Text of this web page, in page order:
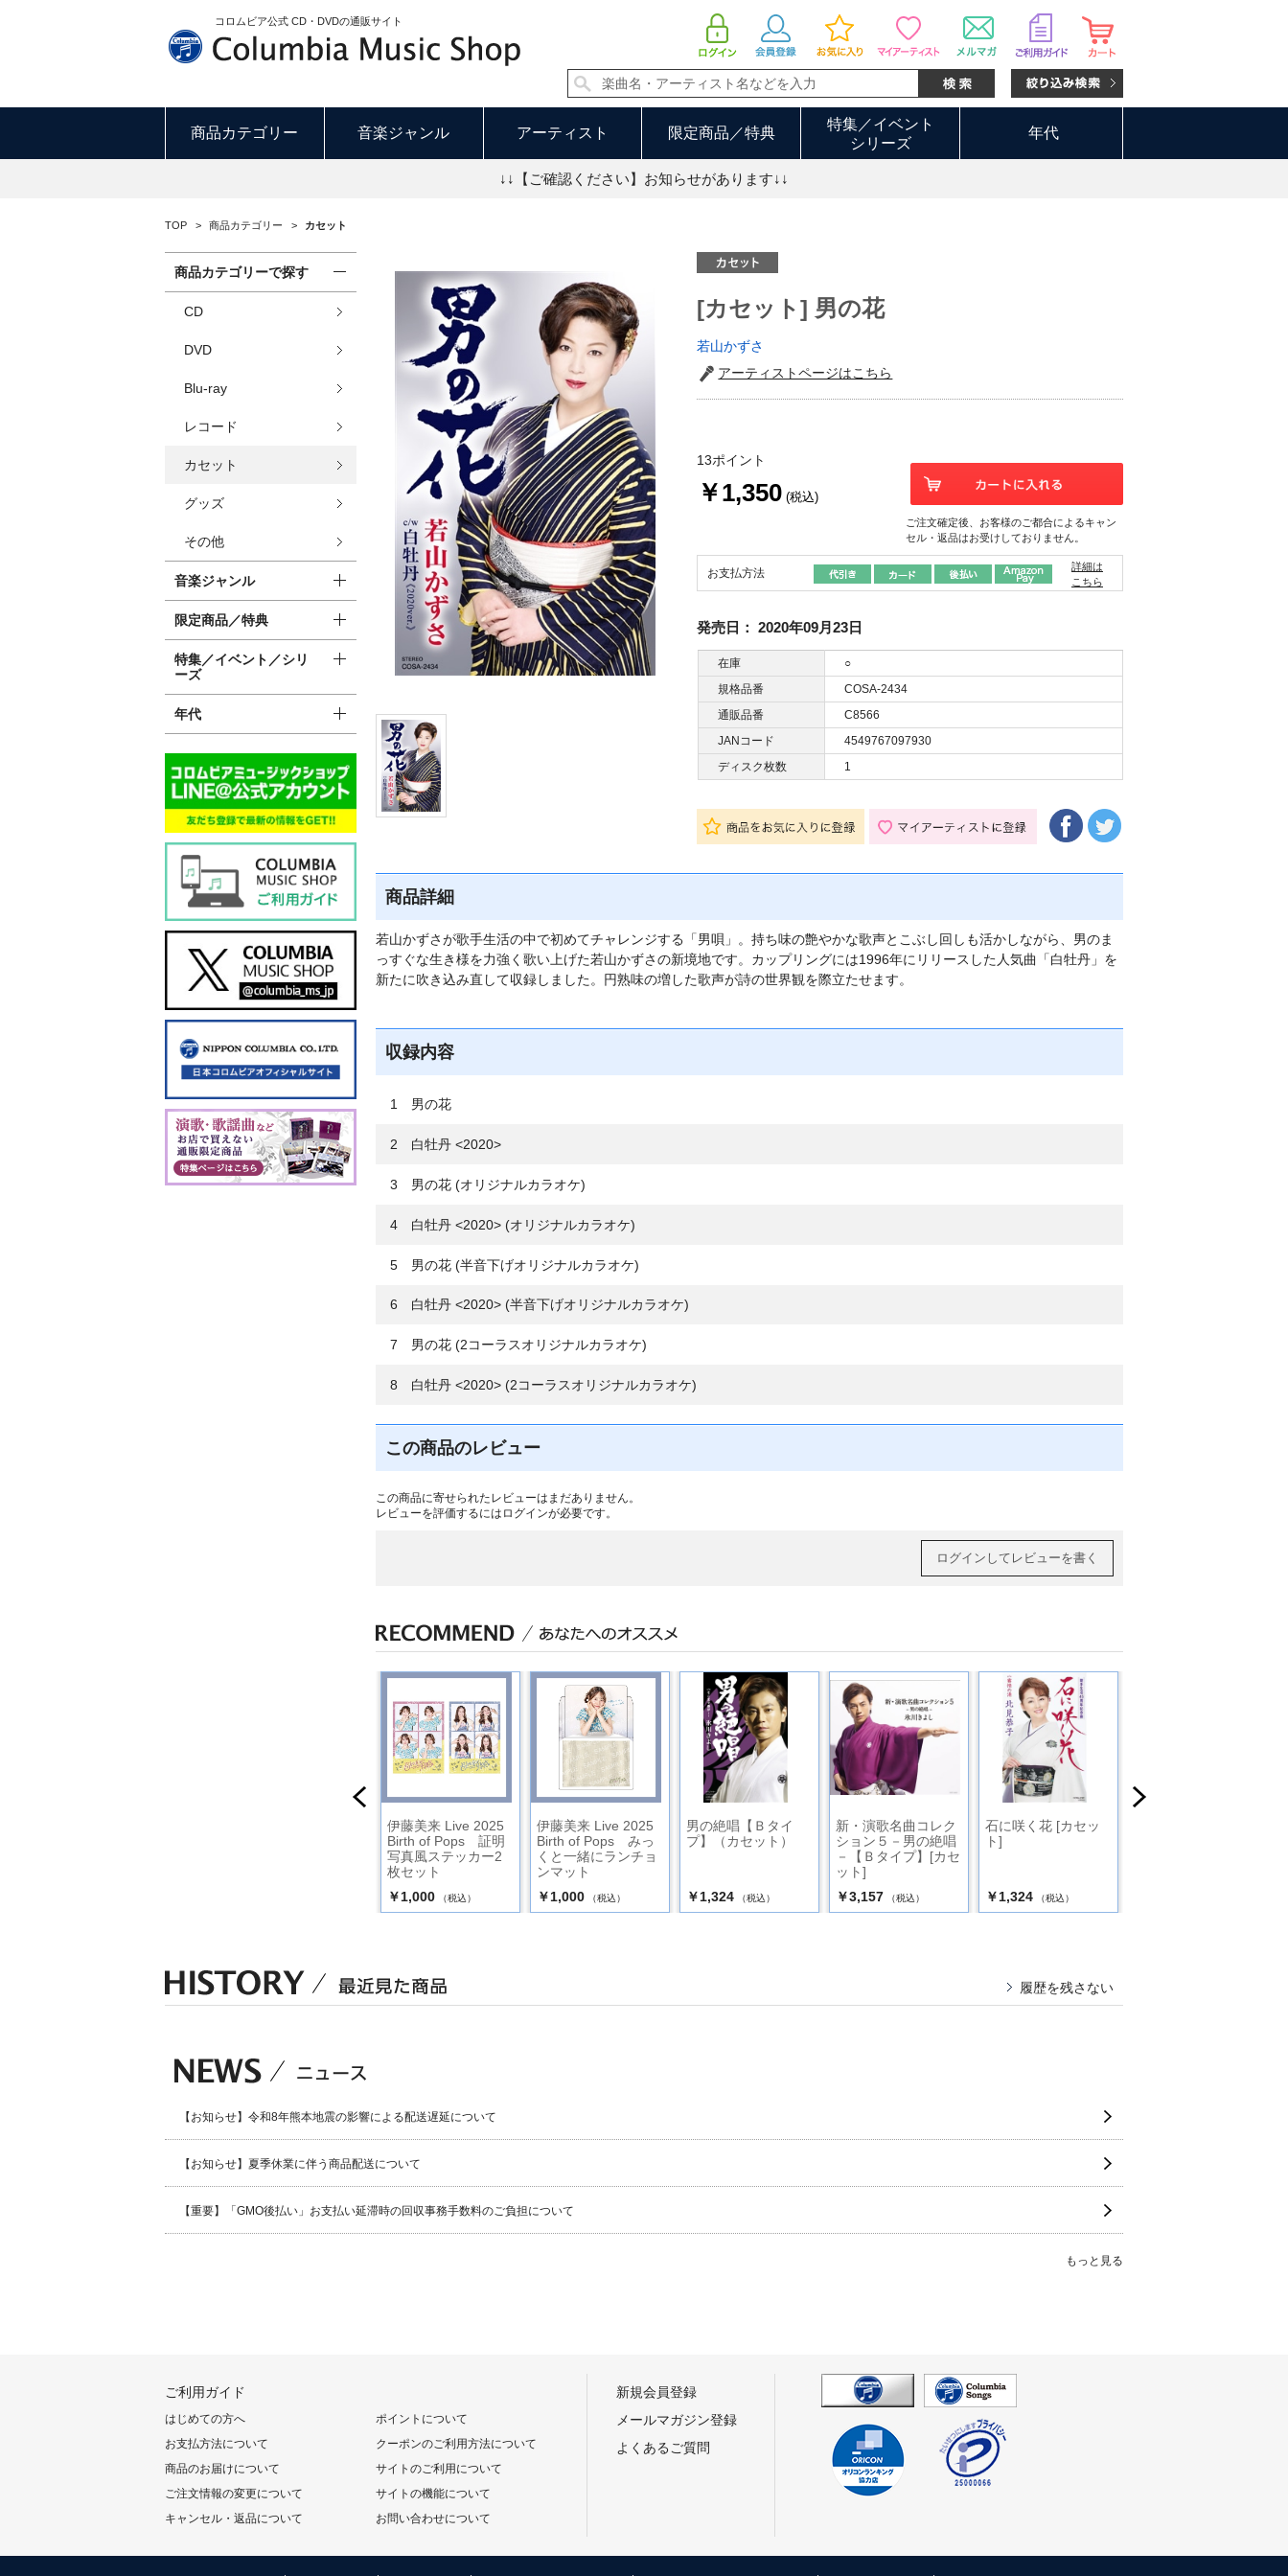
コロムビア公式 CD・DVDの通販サイト
商品カテゴリー 音楽ジャンル アーティスト 限定商品／特典
特集／イベント
シリーズ
年代
↓↓【ご確認ください】お知らせがあります↓↓
TOP > 商品カテゴリー > カセット
[カセット] 男の花
若山かずさ
アーティストページはこちら
13ポイント
￥1,350 (税込)
ご注文確定後、お客様のご都合によるキャン
セル・返品はお受けしておりません。
お支払方法
詳細は
こちら
発売日： 2020年09月23日
在庫
○
規格品番
COSA-2434
通販品番
C8566
JANコード
4549767097930
ディスク枚数
1
商品詳細
若山かずさが歌手生活の中で初めてチャレンジする「男唄」。持ち味の艶やかな歌声とこぶし回しも活かしながら、男のま
っすぐな生き様を力強く歌い上げた若山かずさの新境地です。カップリングには1996年にリリースした人気曲「白牡丹」を
新たに吹き込み直して収録しました。円熟味の増した歌声が詩の世界観を際立たせます。
収録内容
1 男の花
2 白牡丹 <2020>
3 男の花 (オリジナルカラオケ)
4 白牡丹 <2020> (オリジナルカラオケ)
5 男の花 (半音下げオリジナルカラオケ)
6 白牡丹 <2020> (半音下げオリジナルカラオケ)
7 男の花 (2コーラスオリジナルカラオケ)
8 白牡丹 <2020> (2コーラスオリジナルカラオケ)
この商品のレビュー
この商品に寄せられたレビューはまだありません。
レビューを評価するには ログインが必要です。
ログインしてレビューを書く
伊藤美来 Live 2025
Birth of Pops 証明
写真風ステッカー2
枚セット
￥1,000
（税込）
伊藤美来 Live 2025
Birth of Pops みっ
くと一緒にランチョ
ンマット
￥1,000
（税込）
男の絶唱【Ｂタイ
プ】（カセット）
￥1,324 （税込）
新・演歌名曲コレク
ション５－男の絶唱
－【Ｂタイプ】[カセ
ット]
￥3,157
（税込）
石に咲く花 [カセッ
ト]
￥1,324 （税込）
商品カテゴリーで探す
CD
DVD
Blu-ray
レコード
カセット
グッズ
その他
音楽ジャンル
限定商品／特典
特集／イベント／シリ
ーズ
年代
履歴を残さない
【お知らせ】令和8年熊本地震の影響による配送遅延について
【お知らせ】夏季休業に伴う商品配送について
【重要】「GMO後払い」お支払い延滞時の回収事務手数料のご負担について
もっと見る
ご利用ガイド
はじめての方へ
お支払方法について
商品のお届けについて
ご注文情報の変更について
キャンセル・返品について
ポイントについて
クーポンのご利用方法について
サイトのご利用について
サイトの機能について
お問い合わせについて
新規会員登録
メールマガジン登録
よくあるご質問